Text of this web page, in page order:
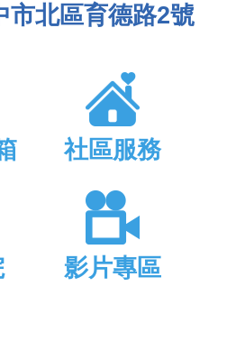
市北區育德路2號
社區服務
影片專區